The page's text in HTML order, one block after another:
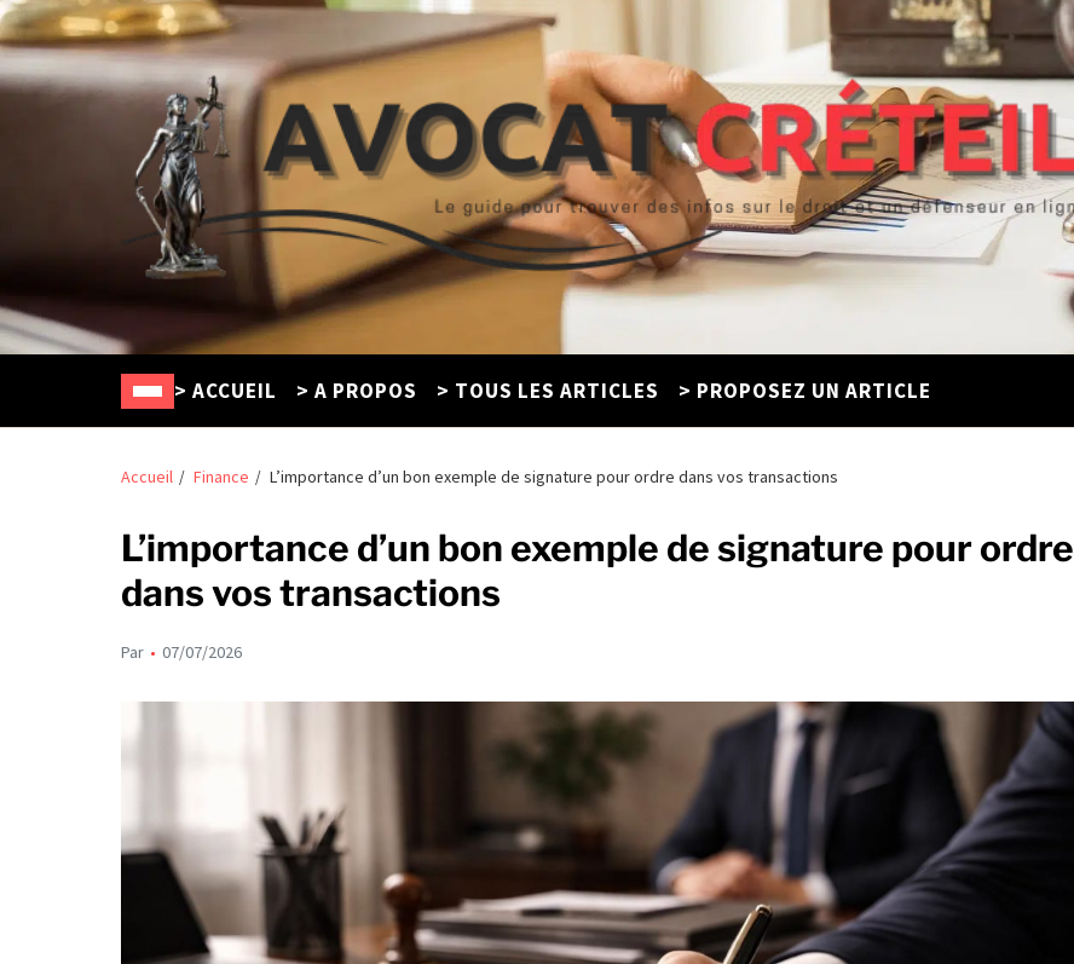
Avocat Créteil
Le guide pour trouver un défenseur en ligne
> ACCUEIL > A PROPOS > TOUS LES ARTICLES > PROPOSEZ UN ARTICLE
Accueil Finance L’importance d’un bon exemple de signature pour ordre dans vos transactions
L’importance d’un bon exemple de signature pour ordre
dans vos transactions
Par 07/07/2026